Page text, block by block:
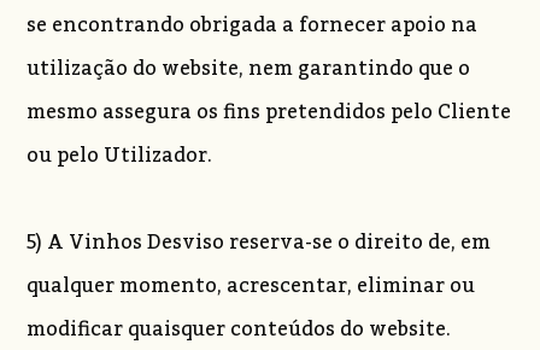
se encontrando obrigada a fornecer apoio na
utilização do website, nem garantindo que o
mesmo assegura os fins pretendidos pelo Cliente
ou pelo Utilizador.
5) A Vinhos Desviso reserva-se o direito de, em
qualquer momento, acrescentar, eliminar ou
modificar quaisquer conteúdos do website.